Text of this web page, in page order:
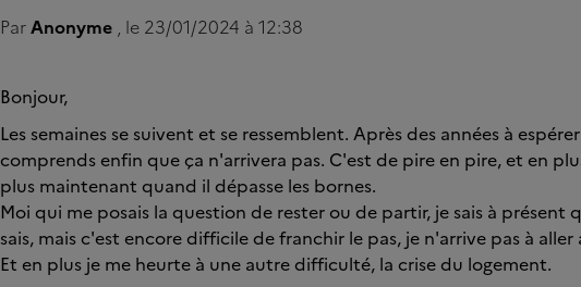
ParAnonyme , le 23/01/2024 à 12:38
Bonjour,
Les semaines se suivent et se ressemblent. Après des années à
comprends enfin que ça n'arrivera pas. C'est de pire en pire, et en
plus maintenant quand il dépasse les bornes.
Moi qui me posais la question de rester ou de partir, je sais à présent
sais, mais c'est encore difficile de franchir le pas, je n'arrive pas à
Et en plus je me heurte à une autre difficulté, la crise du logement.